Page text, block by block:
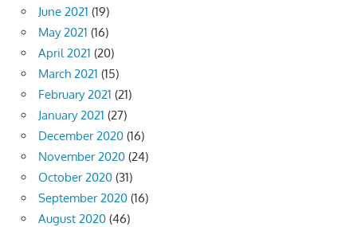
June 2021 (19)
May 2021 (16)
April 2021 (20)
March 2021 (15)
February 2021 (21)
January 2021 (27)
December 2020 (16)
November 2020 (24)
October 2020 (31)
September 2020 (16)
August 2020 (46)